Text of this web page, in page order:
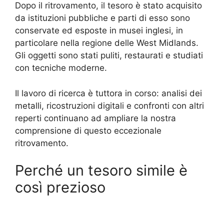
Dopo il ritrovamento, il tesoro è stato acquisito
da istituzioni pubbliche e parti di esso sono
conservate ed esposte in musei inglesi, in
particolare nella regione delle West Midlands.
Gli oggetti sono stati puliti, restaurati e studiati
con tecniche moderne.
Il lavoro di ricerca è tuttora in corso: analisi dei
metalli, ricostruzioni digitali e confronti con altri
reperti continuano ad ampliare la nostra
comprensione di questo eccezionale
ritrovamento.
Perché un tesoro simile è
così prezioso